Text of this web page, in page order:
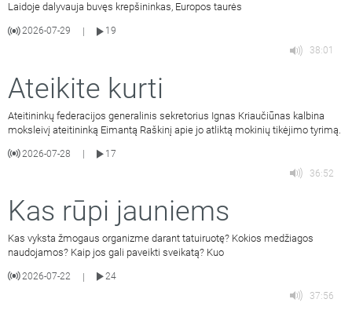
Laidoje dalyvauja buvęs krepšininkas, Europos taurės
2026-07-29
19
38:01
Ateikite kurti
Ateitininkų federacijos generalinis sekretorius Ignas Kriaučiūnas kalbina
moksleivį ateitininką Eimantą Raškinį apie jo atliktą mokinių tikėjimo tyrimą.
2026-07-28
17
36:52
Kas rūpi jauniems
Kas vyksta žmogaus organizme darant tatuiruotę? Kokios medžiagos
naudojamos? Kaip jos gali paveikti sveikatą? Kuo
2026-07-22 |
24
37:56